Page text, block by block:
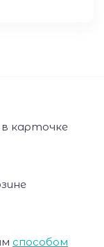
карточке
способом